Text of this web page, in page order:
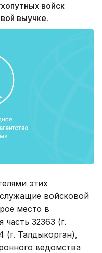
войск
выучке.
этих
войсковой
место в
часть 32363 (г.
(г. Талдыкорган),
ведомства